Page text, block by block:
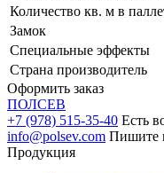
Количество кв. м в
Замок
Специальные эффекты
Страна производитель
Оформить заказ
ПОЛСЕВ
+7 (978) 515-35-40 Есть
info@polsev.com Пишите
Продукция